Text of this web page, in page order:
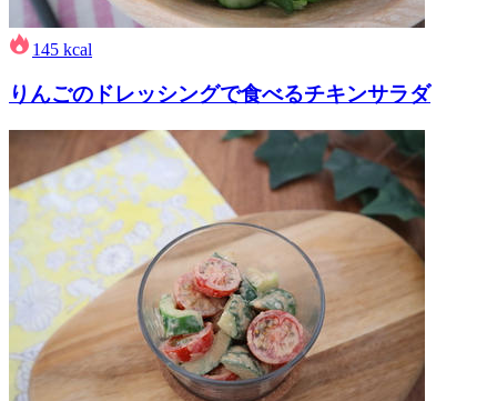
145 kcal
りんごのドレッシングで食べるチキンサラダ